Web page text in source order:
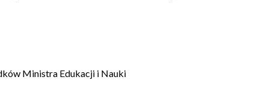
Ministra Edukacji i Nauki